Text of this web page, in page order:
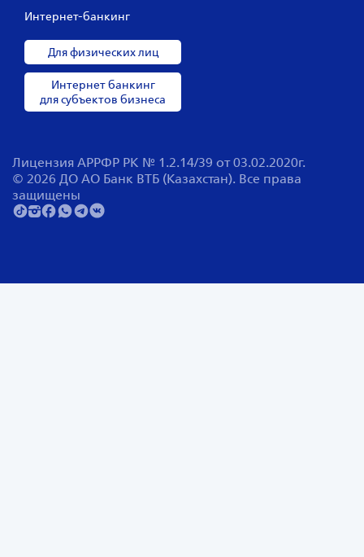
Интернет-банкинг
Для физических лиц
Интернет банкинг
для субъектов бизнеса
Лицензия АРРФР РК № 1.2.14/39 от 03.02.2020г.
© 2026 ДО АО Банк ВТБ (Казахстан). Все права
защищены